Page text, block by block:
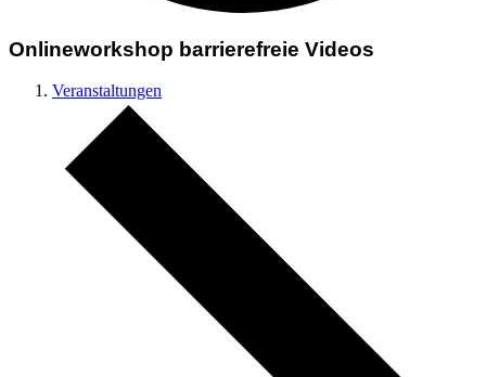
Onlineworkshop barrierefreie Videos
Veranstaltungen